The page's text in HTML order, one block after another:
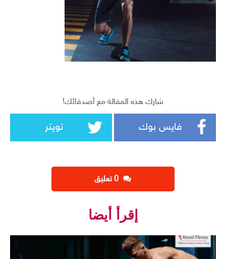
شارك هذه المقالة مع أصدقائك!
فايس بوك تويتر
إقرأ أيضا